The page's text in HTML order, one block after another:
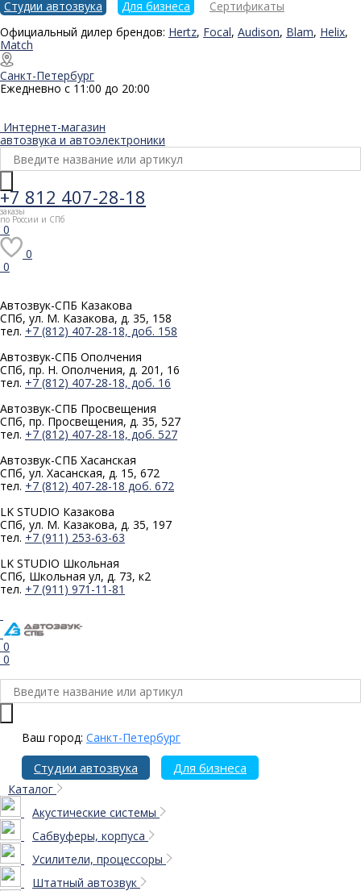
Студии автозвука Для бизнеса
Сертификаты
Официальный дилер брендов: Hertz, Focal, Audison, Blam, Helix,
Match
Санкт-Петербург
Ежедневно с 11:00 до 20:00
Интернет-магазин
автозвука и автоэлектроники
+7 812 407-28-18
заказы
по России и СПб
0
0
0
Автозвук-СПБ Казакова
СПб, ул. М. Казакова, д. 35, 158
тел. +7 (812) 407-28-18, доб. 158
Автозвук-СПБ Ополчения
СПб, пр. Н. Ополчения, д. 201, 16
тел. +7 (812) 407-28-18, доб. 16
Автозвук-СПБ Просвещения
СПб, пр. Просвещения, д. 35, 527
тел. +7 (812) 407-28-18, доб. 527
Автозвук-СПБ Хасанская
СПб, ул. Хасанская, д. 15, 672
тел. +7 (812) 407-28-18 доб. 672
LK STUDIO Казакова
СПб, ул. М. Казакова, д. 35, 197
тел. +7 (911) 253-63-63
LK STUDIO Школьная
СПб, Школьная ул, д. 73, к2
тел. +7 (911) 971-11-81
0
0
Ваш город: Санкт-Петербург
Студии автозвука Для бизнеса
Каталог
Акустические системы
Сабвуферы, корпуса
Усилители, процессоры
Штатный автозвук